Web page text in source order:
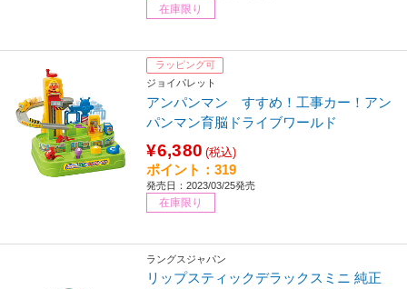
在庫限り
ラッピング可
ジョイパレット
アンパンマン すすめ！工事カー！アン
パンマン育脳ドライブワールド
¥6,380 (税込)
ポイント：319
発売日：2023/03/25発売
在庫限り
ラングスジャパン
リップスティックデラックスミニ 純正